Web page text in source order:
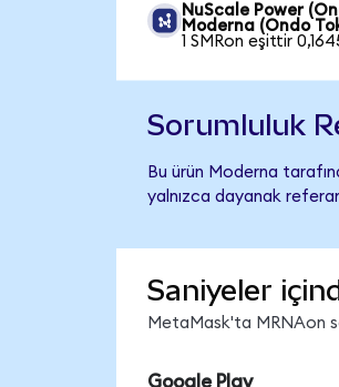
NuScale Power
Moderna (Ondo
1 SMRon eşittir
Sorumluluk
Bu ürün Moderna
yalnızca dayanak
Saniyeler
MetaMask'ta MRNAon
Google Play